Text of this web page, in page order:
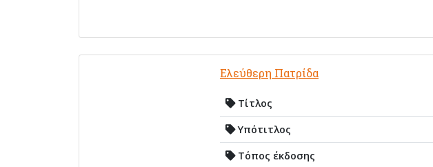
Ελεύθερη Πατρίδα
Τίτλος
Υπότιτλος
Τόπος έκδοσης